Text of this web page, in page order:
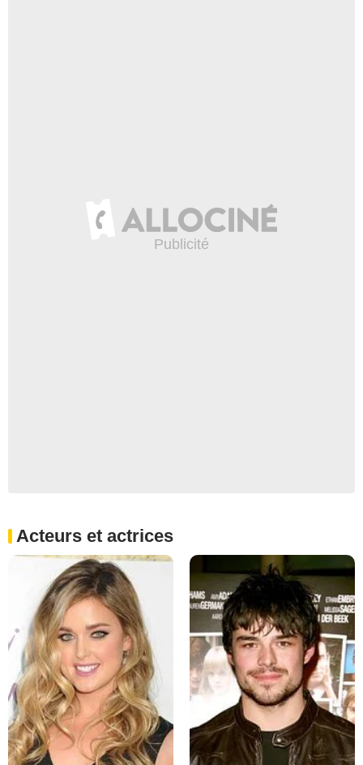
Acteurs et actrices